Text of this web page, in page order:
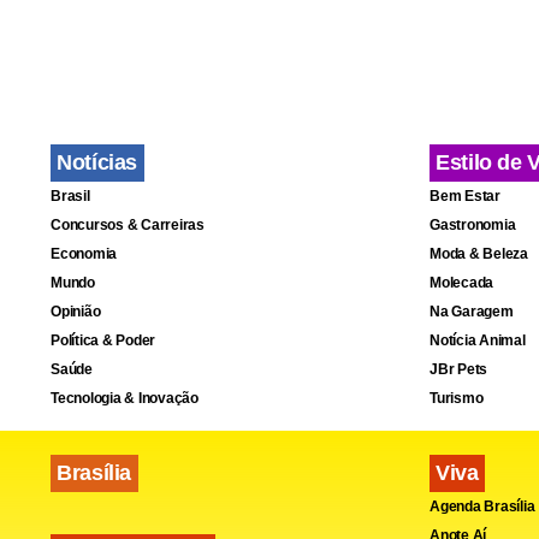
destinada a
“Para o
queda de
bienalidade
produtor do
Notícias
Brasil
Concursos & Carreiras
Economia
Mundo
Opinião
Política & Poder
Saúde
Tecnologia & Inovação
Brasília
Estilo de
Bem Estar
Gastronomia
Moda & Beleza
Molecada
Na Garagem
Notícia Animal
JBr Pets
Turismo
Viva
Agenda Brasília
Anote Aí